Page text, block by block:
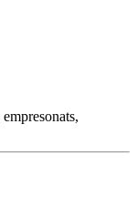
empresonats,